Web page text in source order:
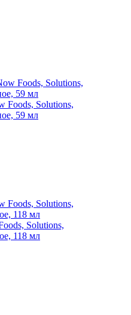
Foods, Solutions,
59 мл
Solutions,
118 мл